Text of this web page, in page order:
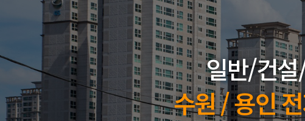
일반/건설
수원 / 용인